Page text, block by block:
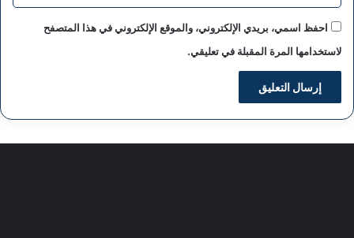
احفظ اسمي، بريدي الإلكتروني، والموقع الإلكتروني في هذا المتصفح
لاستخدامها المرة المقبلة في تعليقي.